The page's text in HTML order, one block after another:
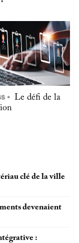
Le défi de la
clé de la ville
devenaient
: